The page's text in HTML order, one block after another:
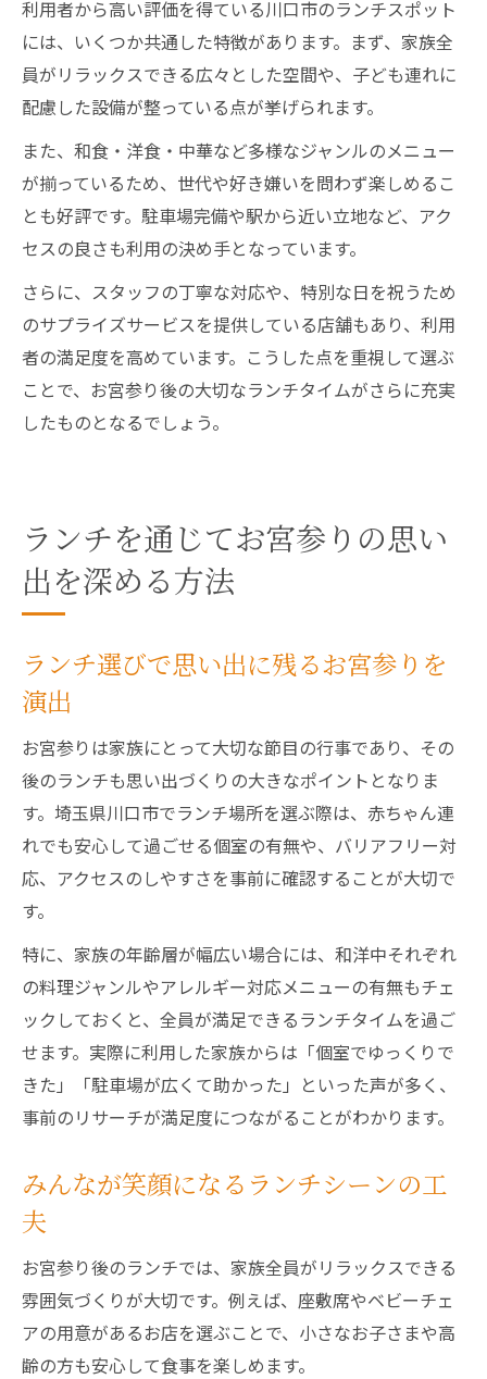
利用者から高い評価を得ている川口市のランチスポット
には、いくつか共通した特徴があります。まず、家族全
員がリラックスできる広々とした空間や、子ども連れに
配慮した設備が整っている点が挙げられます。
また、和食・洋食・中華など多様なジャンルのメニュー
が揃っているため、世代や好き嫌いを問わず楽しめるこ
とも好評です。駐車場完備や駅から近い立地など、アク
セスの良さも利用の決め手となっています。
さらに、スタッフの丁寧な対応や、特別な日を祝うため
のサプライズサービスを提供している店舗もあり、利用
者の満足度を高めています。こうした点を重視して選ぶ
ことで、お宮参り後の大切なランチタイムがさらに充実
したものとなるでしょう。
ランチを通じてお宮参りの思い
出を深める方法
ランチ選びで思い出に残るお宮参りを
演出
お宮参りは家族にとって大切な節目の行事であり、その
後のランチも思い出づくりの大きなポイントとなりま
す。埼玉県川口市でランチ場所を選ぶ際は、赤ちゃん連
れでも安心して過ごせる個室の有無や、バリアフリー対
応、アクセスのしやすさを事前に確認することが大切で
す。
特に、家族の年齢層が幅広い場合には、和洋中それぞれ
の料理ジャンルやアレルギー対応メニューの有無もチェ
ックしておくと、全員が満足できるランチタイムを過ご
せます。実際に利用した家族からは「個室でゆっくりで
きた」「駐車場が広くて助かった」といった声が多く、
事前のリサーチが満足度につながることがわかります。
みんなが笑顔になるランチシーンの工
夫
お宮参り後のランチでは、家族全員がリラックスできる
雰囲気づくりが大切です。例えば、座敷席やベビーチェ
アの用意があるお店を選ぶことで、小さなお子さまや高
齢の方も安心して食事を楽しめます。